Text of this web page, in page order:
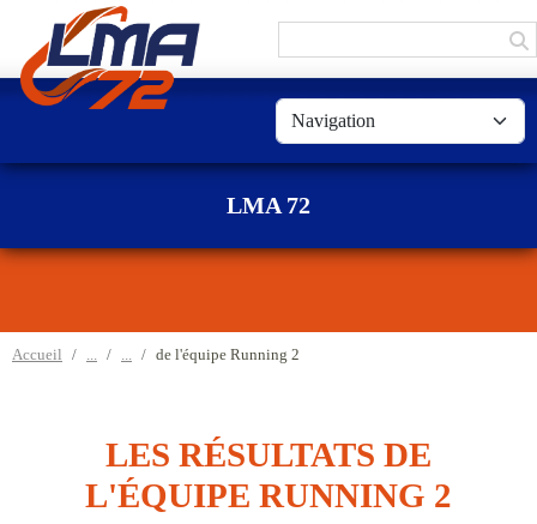
LMA 72
Accueil de l'équipe Running 2
LES RÉSULTATS DE
L'ÉQUIPE RUNNING 2
Panneau de gestion des cookies